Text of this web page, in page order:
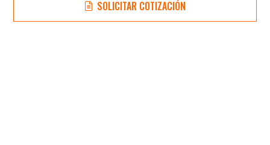
SOLICITAR COTIZACIÓN